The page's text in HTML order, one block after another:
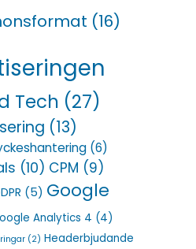
(16)
Tech (27)
(13)
(6)
(10) CPM (9)
(5) Google
Analytics 4 (4)
(2) Headerbjudande